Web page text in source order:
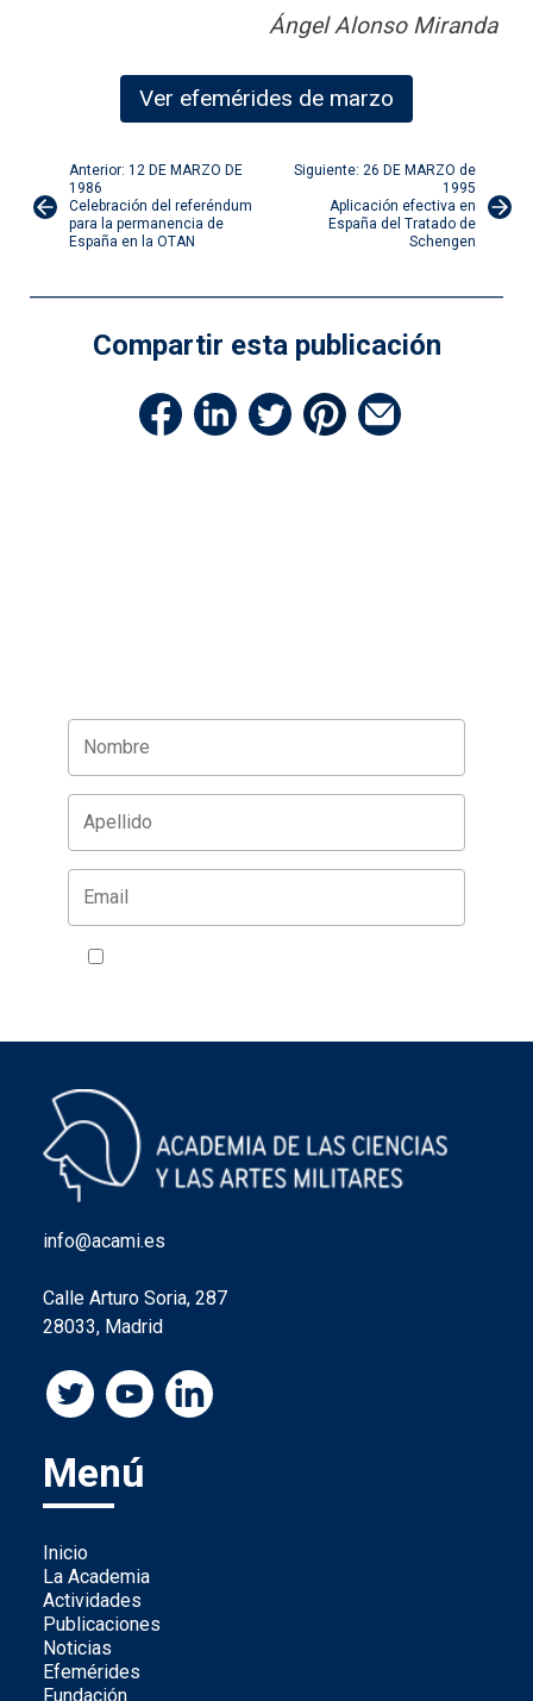
Ángel Alonso Miranda
Ver efemérides de marzo
Navegación
de
Anterior: 12 DE MARZO DE
1986
Celebración del referéndum
para la permanencia de
España en la OTAN
Siguiente: 26 DE MARZO de
1995
Aplicación efectiva en
España del Tratado de
Schengen
Compartir esta publicación
info@acami.es
Calle Arturo Soria, 287
28033, Madrid
Menú
Inicio
La Academia
Actividades
Publicaciones
Noticias
Efemérides
Fundación